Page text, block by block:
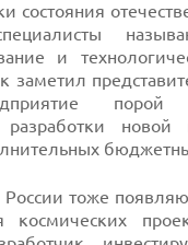
состояния
и
заметил
порой
разработки
тоже
космических